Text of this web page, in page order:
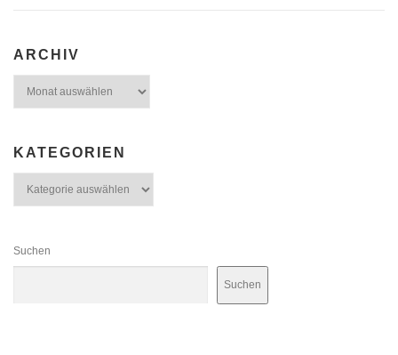
ARCHIV
KATEGORIEN
Suchen
Suchen